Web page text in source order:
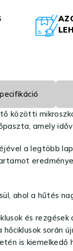
amely
a legtöbb
ahol a hűtés
és
is